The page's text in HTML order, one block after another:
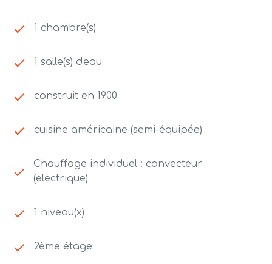
1 chambre(s)
1 salle(s) d'eau
construit en 1900
cuisine américaine (semi-équipée)
Chauffage individuel : convecteur
(electrique)
1 niveau(x)
2ème étage